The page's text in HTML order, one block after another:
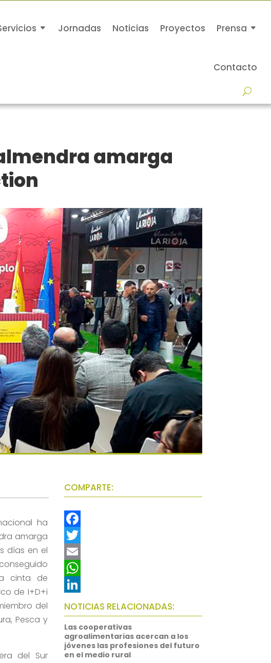
Jornadas Noticias Proyectos Prensa
Contacto
amarga
ha
amarga
días en el
cinta de
de I+D+i
del
Pesca y
del Sur
COMPARTE:
F
a
c
e
b
o
o
k
T
w
t
t
e
r
E
m
a
i
l
W
h
a
t
s
L
i
n
k
NOTICIAS RELACIONADAS:
Las cooperativas
agroalimentarias acercan a los
jóvenes las profesiones del futuro
en el medio rural